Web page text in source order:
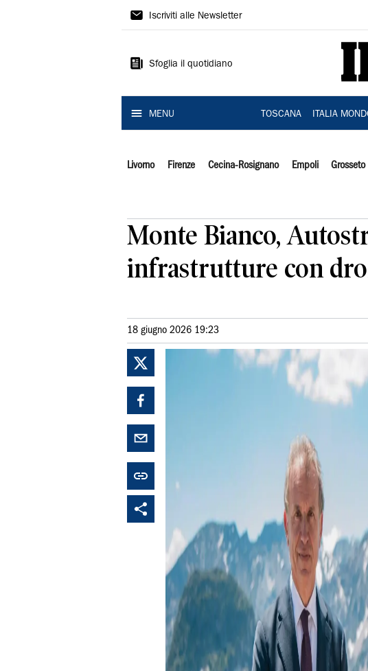
Il
Iscriviti alle Newsletter
Sfoglia il quotidiano
MENU TOSCANA ITALIA
Livorno Firenze Cecina-Rosignano Empoli Grosseto
Monte Bianco,
infrastrutture con
18 giugno 2026 19:23